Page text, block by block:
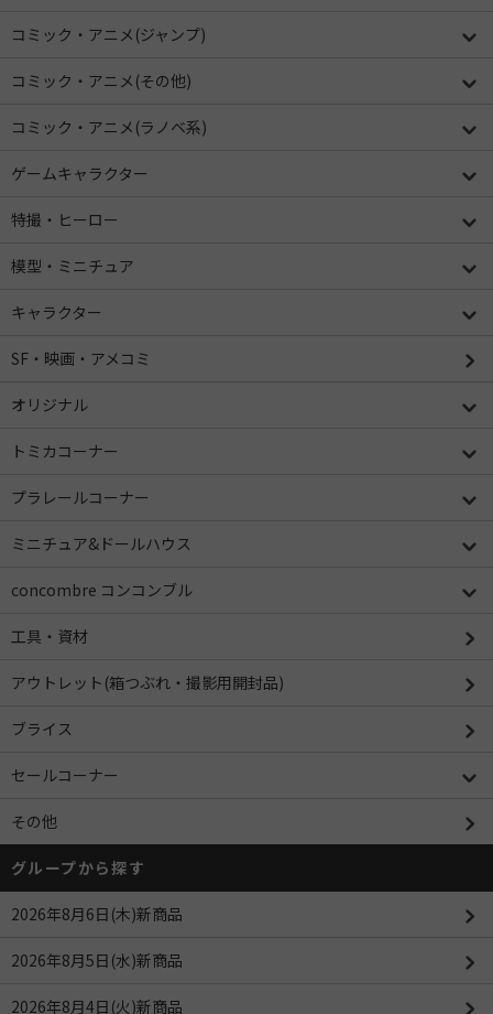
コミック・アニメ(ジャンプ)
コミック・アニメ(その他)
コミック・アニメ(ラノベ系)
ゲームキャラクター
特撮・ヒーロー
模型・ミニチュア
キャラクター
SF・映画・アメコミ
オリジナル
トミカコーナー
プラレールコーナー
ミニチュア&ドールハウス
concombre コンコンブル
工具・資材
アウトレット(箱つぶれ・撮影用開封品)
ブライス
セールコーナー
その他
グループから探す
2026年8月6日(木)新商品
2026年8月5日(水)新商品
2026年8月4日(火)新商品